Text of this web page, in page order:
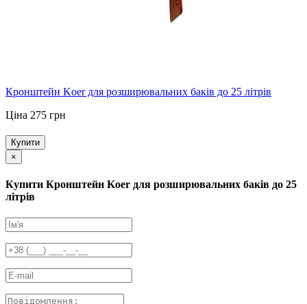
Кронштейн Koer для розширювальних баків до 25 літрів
Ціна 275 грн
Купити
×
Купити Кронштейн Koer для розширювальних баків до 25
літрів